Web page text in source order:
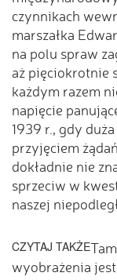
czynnikach
marszałka
na polu spraw
aż pięciokrotnie
każdym razem
napięcie
1939 r., gdy
przyjęciem
dokładnie nie
sprzeciw w
naszej
CZYTAJ TAKŻE
wyobrażenia